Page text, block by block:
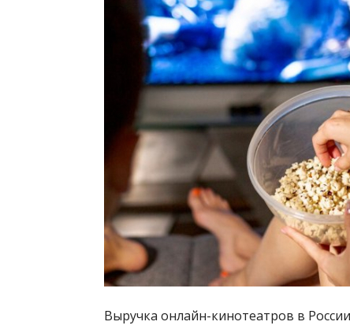
Выручка онлайн-кинотеатров в